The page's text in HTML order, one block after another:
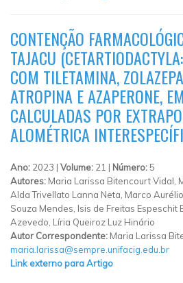
CONTENÇÃO
TAJACU
COM TILETAMINA,
ATROPINA E AZAPERONE,
CALCULADAS POR
ALOMÉTRICA
Ano: 2023 | Volume: 21 | Número:5
Autores: Maria Larissa Bitencourt Vidal,
Alda Trivellato Lanna Neta, Marco
Souza Mendes, Isis de Freitas Espeschit
Azevedo, Líria Queiroz Luz Hinário
Autor Correspondente: Maria Larissa
maria.larissa@sempre.unifacig.edu.br
Link externo para Artigo